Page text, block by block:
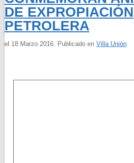
DE EXPROPIACIÓN
PETROLERA
el 18 Marzo 2016. Publicado en Villa Unión